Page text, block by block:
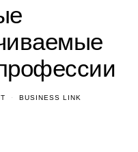
BUSINESS LINK